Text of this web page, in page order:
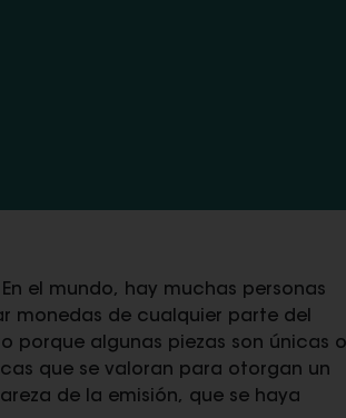
el mundo, hay muchas personas
monedas de cualquier parte del
porque algunas piezas son únicas o
que se valoran para otorgan un
de la emisión, que se haya